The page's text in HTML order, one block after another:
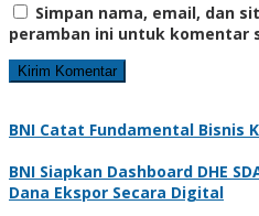
Simpan nama, email, dan
peramban ini untuk komentar
BNI Catat Fundamental Bisnis
BNI Siapkan Dashboard DHE
Dana Ekspor Secara Digital